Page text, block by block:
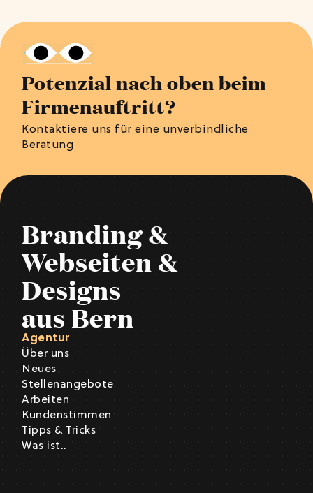
Potenzial nach oben beim
Firmenauftritt?
Kontaktiere uns für eine unverbindliche
Beratung
Branding &
Webseiten &
Designs
aus Bern
Agentur
Über uns
Neues
Stellenangebote
Arbeiten
Kundenstimmen
Tipps & Tricks
Was ist..